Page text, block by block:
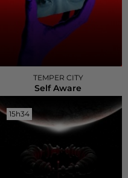
TEMPER CITY
Self Aware
15h34
15h34